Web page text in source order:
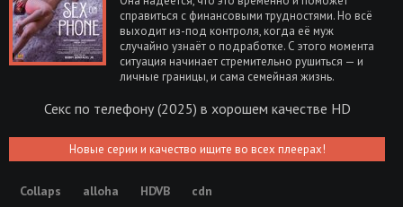
справиться с финансовыми трудностями. Но всё
выходит из-под контроля, когда её муж
случайно узнаёт о подработке. С этого момента
ситуация начинает стремительно рушиться — и
личные границы, и сама семейная жизнь.
Секс по телефону (2025) в хорошем качестве HD
Новые серии и качество ищите во всех плеерах!
Collaps alloha HDVB cdn